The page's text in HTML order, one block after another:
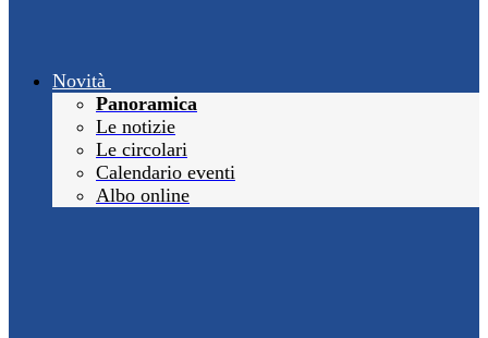
Novità
Panoramica
Le notizie
Le circolari
Calendario eventi
Albo online